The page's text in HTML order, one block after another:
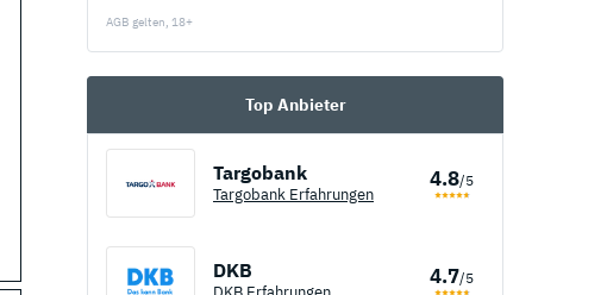
AGB gelten, 18+
Top Anbieter
Targobank
Targobank Erfahrungen
4.8/5
DKB 4.7/5